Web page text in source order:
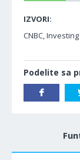
IZVORI:
CNBC, Investing
Podelite sa